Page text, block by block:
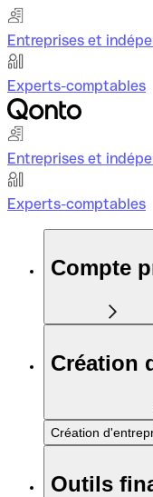
Entreprises et
Experts-comptables
Entreprises et
Experts-comptables
Compte
Création
Création
Outils